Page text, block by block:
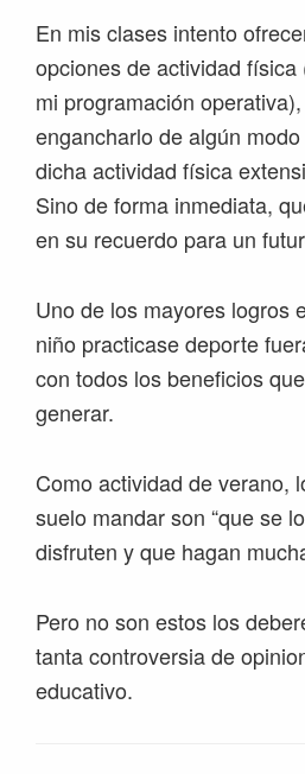
En mis clases intento
opciones de actividad física
mi programación
engancharlo de algún
dicha actividad física
Sino de forma inmediata,
en su recuerdo para un
Uno de los mayores logros
niño practicase deporte
con todos los beneficios
generar.
Como actividad de verano,
suelo mandar son “que se
disfruten y que hagan
Pero no son estos los
tanta controversia de
educativo.